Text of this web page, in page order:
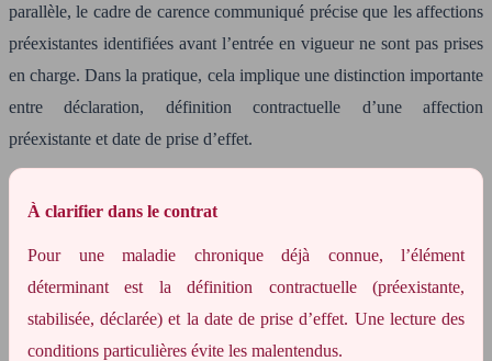
parallèle, le cadre de carence communiqué précise que les affections
préexistantes identifiées avant l’entrée en vigueur ne sont pas prises
en charge. Dans la pratique, cela implique une distinction importante
entre déclaration, définition contractuelle d’une affection
préexistante et date de prise d’effet.
À clarifier dans le contrat
Pour une maladie chronique déjà connue, l’élément
déterminant est la définition contractuelle (préexistante,
stabilisée, déclarée) et la date de prise d’effet. Une lecture des
conditions particulières évite les malentendus.